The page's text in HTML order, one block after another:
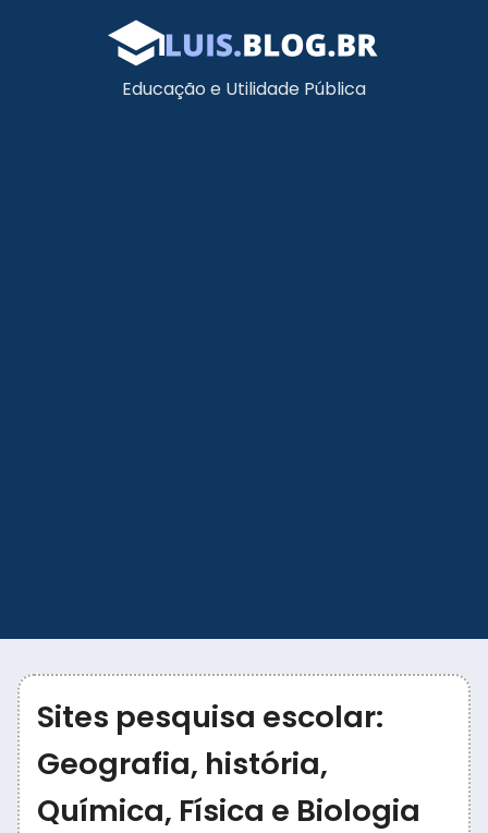
Educação e Utilidade Pública
Sites pesquisa escolar:
Geografia, história,
Química, Física e Biologia